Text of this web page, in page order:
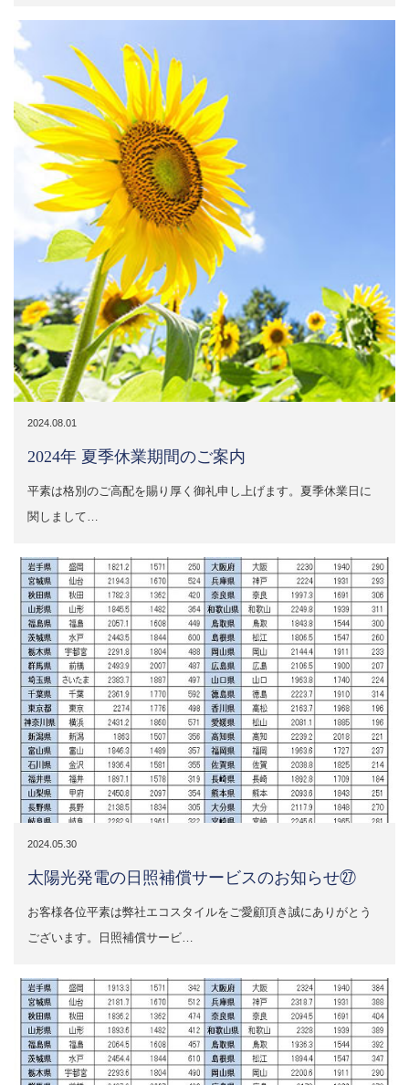
2024.08.01
2024年 夏季休業期間のご案内
平素は格別のご高配を賜り厚く御礼申し上げます。夏季休業日に
関しまして…
2024.05.30
太陽光発電の日照補償サービスのお知らせ㉗
お客様各位平素は弊社エコスタイルをご愛顧頂き誠にありがとう
ございます。日照補償サービ…